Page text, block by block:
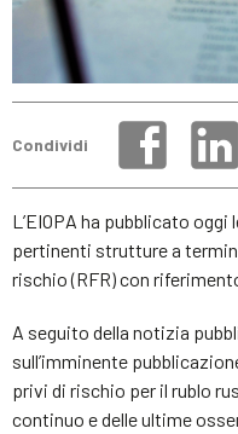
Condividi
L’EIOPA ha pubblicato
pertinenti strutture a
rischio (RFR) con
A seguito della notizia
sull’imminente
privi di rischio per il rublo
continuo e delle ultime